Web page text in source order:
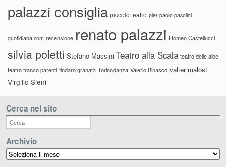
palazzi consiglia piccolo teatro pier paolo pasolini
quotidiana.com recensione renato palazzi Romeo Castellucci
silvia poletti Stefano Massini Teatro alla Scala teatro delle albe
teatro franco parenti tindaro granata Torinodanza Valerio Binasco valter malosti
Virgilio Sieni
Cerca nel sito
Archivio
Archivio